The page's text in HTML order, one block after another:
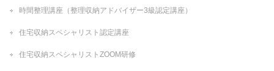
時間整理講座（整理収納アドバイザー3級認定講座）
住宅収納スペシャリスト認定講座
住宅収納スペシャリストZOOM研修